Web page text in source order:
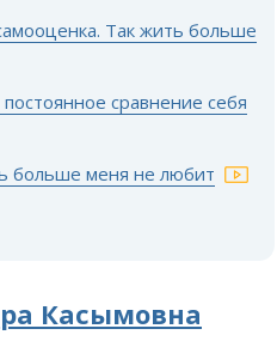
Так жить больше
сравнение себя
больше меня не любит
Касымовна